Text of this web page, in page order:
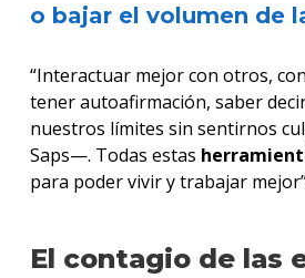
o bajar el volumen de
“Interactuar mejor con otros,
tener autoafirmación, saber
nuestros límites sin sentirnos
Saps—. Todas estas
para poder vivir y trabajar
El contagio de las